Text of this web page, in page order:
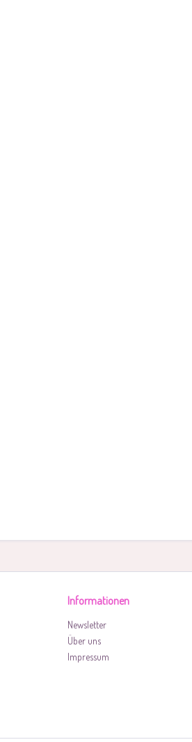
Informationen
Newsletter
Über uns
Impressum